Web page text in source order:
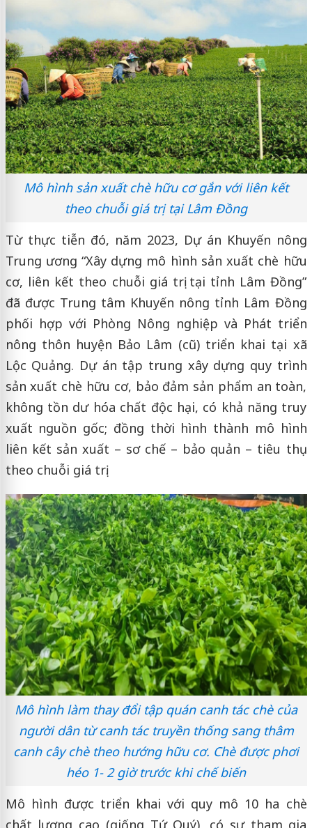
Mô hình sản xuất chè hữu cơ gắn với liên kết
theo chuỗi giá trị tại Lâm Đồng
Từ thực tiễn đó, năm 2023, Dự án Khuyến nông
Trung ương “Xây dựng mô hình sản xuất chè hữu
cơ, liên kết theo chuỗi giá trị tại tỉnh Lâm Đồng”
đã được Trung tâm Khuyến nông tỉnh Lâm Đồng
phối hợp với Phòng Nông nghiệp và Phát triển
nông thôn huyện Bảo Lâm (cũ) triển khai tại xã
Lộc Quảng. Dự án tập trung xây dựng quy trình
sản xuất chè hữu cơ, bảo đảm sản phẩm an toàn,
không tồn dư hóa chất độc hại, có khả năng truy
xuất nguồn gốc; đồng thời hình thành mô hình
liên kết sản xuất – sơ chế – bảo quản – tiêu thụ
theo chuỗi giá trị.
Mô hình làm thay đổi tập quán canh tác chè của
người dân từ canh tác truyền thống sang thâm
canh cây chè theo hướng hữu cơ. Chè được phơi
héo 1- 2 giờ trước khi chế biến
Mô hình được triển khai với quy mô 10 ha chè
chất lượng cao (giống Tứ Quý), có sự tham gia